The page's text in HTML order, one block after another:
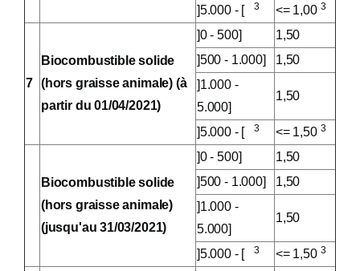
]5.000 - [ 3 <= 1,00 3
7
Biocombustible solide
(hors graisse animale) (à
partir du 01/04/2021)
]0 - 500]
1,50
]500 - 1.000]
1,50
]1.000 -
5.000]
1,50
]5.000 - [ 3 <= 1,50 3
Biocombustible solide
(hors graisse animale)
(jusqu'au 31/03/2021)
]0 - 500]
1,50
]500 - 1.000]
1,50
]1.000 -
5.000]
1,50
]5.000 - [ 3 <= 1,50 3